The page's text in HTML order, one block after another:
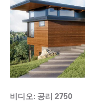
비디오: 공리 2750